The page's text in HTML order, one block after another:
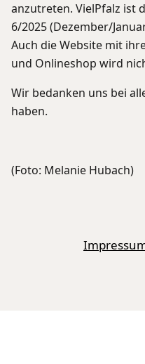
anzutreten. VielPfalz ist
6/2025 (Dezember/
Auch die Website mit
und Onlineshop wird
Wir bedanken uns bei
haben.
(Foto: Melanie Hubach)